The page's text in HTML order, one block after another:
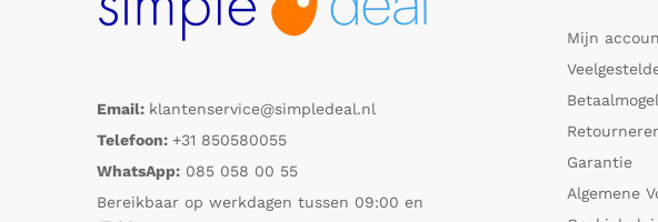
Email: klantenservice@simpledeal.nl
Telefoon: +31 850580055
WhatsApp: 085 058 00 55
Bereikbaar op werkdagen tussen 09:00 en
Mijn
Garantie
Algemene